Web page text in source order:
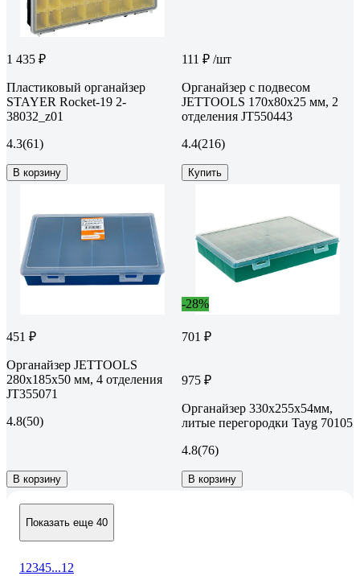
1 435 ₽
Пластиковый органайзер
STAYER Rocket-19 2-
38032_z01
4.3(61)
В корзину
111 ₽ /шт
Органайзер с подвесом
JETTOOLS 170x80x25 мм, 2
отделения JT550443
4.4(216)
Купить
451 ₽
Органайзер JETTOOLS
280x185x50 мм, 4 отделения
JT355071
4.8(50)
В корзину
-28%
701 ₽
975 ₽
Органайзер 330х255х54мм,
литые перегородки Tayg 70105
4.8(76)
В корзину
Показать еще 40
1 2345...12